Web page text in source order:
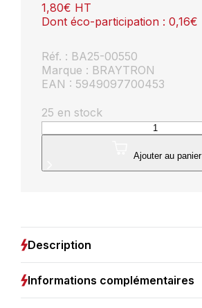
1,80€ HT
Dont éco-participation : 0,16€
Réf. : BA25-00550
Marque : BRAYTRON
EAN : 5949097700453
25 en stock
quantité
de
LED
50W)
2700K
38°
Ajouter au panier
Description
Informations complémentaires